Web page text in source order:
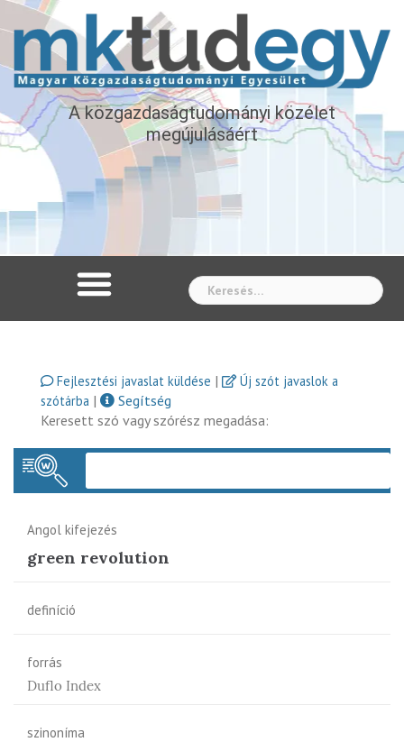
A közgazdaságtudományi közélet
megújulásáért
Fejlesztési javaslat küldése |
Új szót javaslok a
szótárba |
Segítség
Keresett szó vagy szórész megadása:
Angol kifejezés
green revolution
definíció
forrás
Duflo Index
szinoníma